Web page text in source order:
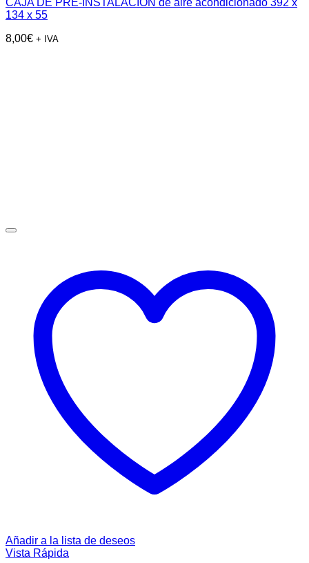
CAJA DE PRE-INSTALACIÓN de aire acondicionado 392 x
134 x 55
8,00€ + IVA
Añadir a la lista de deseos
Vista Rápida